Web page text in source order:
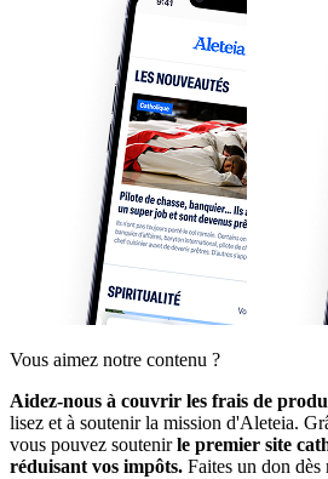
Vous aimez notre contenu ?
Aidez-nous à couvrir les frais de
lisez et à soutenir la mission d'Aleteia.
vous pouvez soutenirle premier site
réduisant vos impôts. Faites un don dès